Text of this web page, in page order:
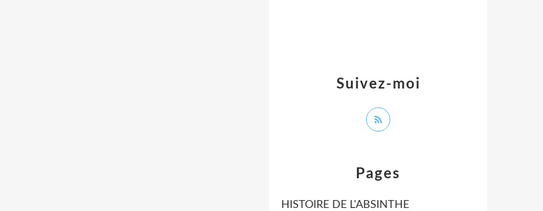
Pages
HISTOIRE DE L'ABSINTHE
Suivez-moi